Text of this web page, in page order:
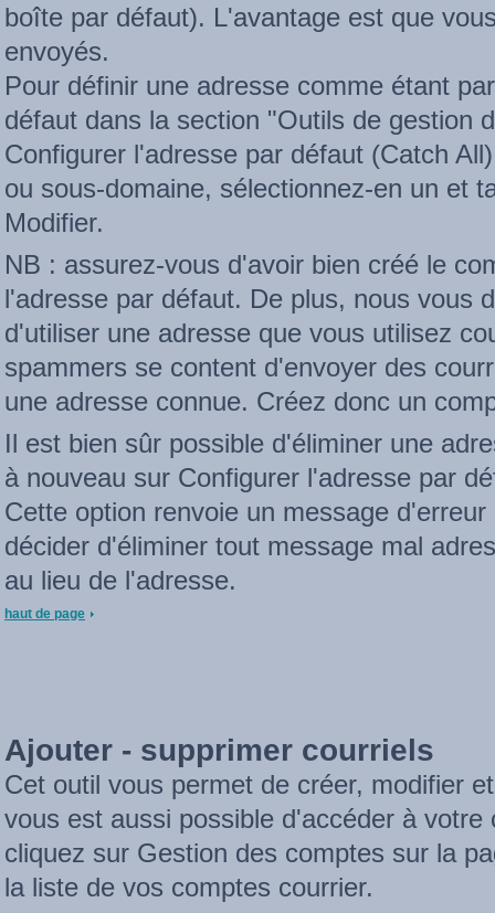
boîte par défaut). L'avantage est que
envoyés.
Pour définir une adresse comme étant
défaut dans la section "Outils de gestion
Configurer l'adresse par défaut (Catch
ou sous-domaine, sélectionnez-en un et
Modifier.
NB : assurez-vous d'avoir bien créé le
l'adresse par défaut. De plus, nous vous
d'utiliser une adresse que vous utilisez
spammers se content d'envoyer des
une adresse connue. Créez donc un
Il est bien sûr possible d'éliminer une
à nouveau sur Configurer l'adresse par
Cette option renvoie un message
décider d'éliminer tout message mal
au lieu de l'adresse.
haut de page
Ajouter - supprimer courriels
Cet outil vous permet de créer, modifier
vous est aussi possible d'accéder à
cliquez sur Gestion des comptes sur la
la liste de vos comptes courrier.